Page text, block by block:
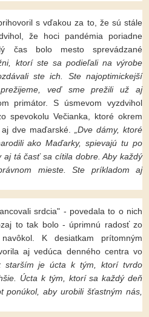
s vďakou za to, že sú stále
že hoci pandémia poriadne
čas bolo mesto sprevádzané
ktorí ste sa podieľali na výrobe
ste ich. Ste najoptimickejší
veď sme prežili už aj
primátor. S úsmevom vyzdvihol
spevokolu Večianka, ktoré okrem
dve maďarské.
„Dve dámy, ktoré
ako Maďarky, spievajú tu po
tá časť sa cítila dobre. Aby každý
mieste. Ste príkladom aj
srdcia" - povedala to o nich
to tak bolo - úprimnú radosť zo
K desiatkam prítomným
aj vedúca denného centra vo
starším je úcta k tým, ktorí tvrdo
Úcta k tým, ktorí sa každý deň
ponúkol, aby urobili šťastným nás,